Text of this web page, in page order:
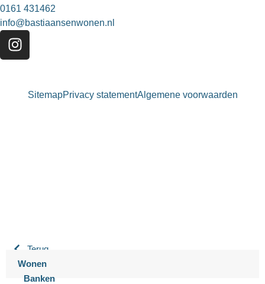
0161 431462
info@bastiaansenwonen.nl
SitemapPrivacy statementAlgemene voorwaarden
Terug
Wonen
Banken